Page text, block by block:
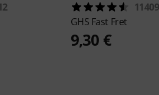
11409
GHS Fast Fret
9,30 €